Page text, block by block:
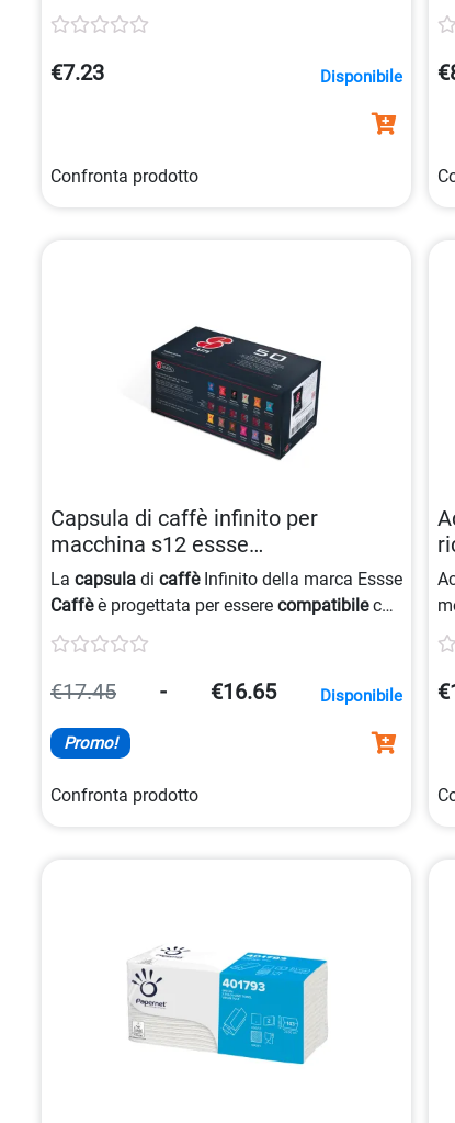
sostenibile
per ridurre l’impatto ambientale.
€7.23 Disponibile
Confronta prodotto
Capsula di caffè infinito per
macchina s12 essse
caffècompatibile 8001953000088
La capsula di caffèInfinito della marca Essse
Caffèè progettata per essere compatibilecon
la macchina
un’esperienza di
€17.45 - €16.65 Disponibile
Promo!
Confronta prodotto